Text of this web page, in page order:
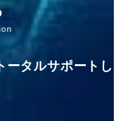
ータルサポートし